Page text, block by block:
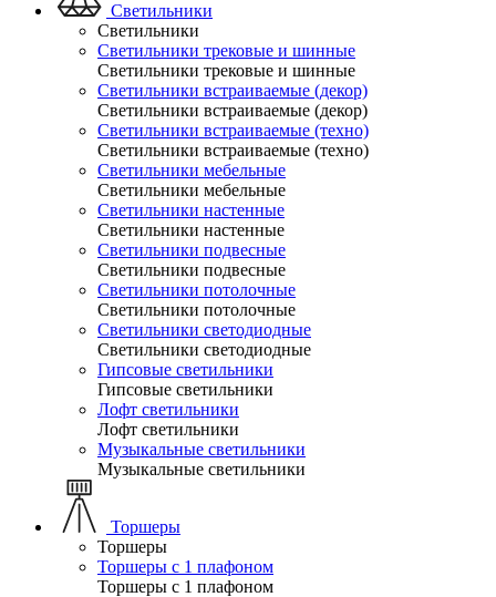
Светильники
Светильники
Светильники трековые и шинные
Светильники трековые и шинные
Светильники встраиваемые (декор)
Светильники встраиваемые (декор)
Светильники встраиваемые (техно)
Светильники встраиваемые (техно)
Светильники мебельные
Светильники мебельные
Светильники настенные
Светильники настенные
Светильники подвесные
Светильники подвесные
Светильники потолочные
Светильники потолочные
Светильники светодиодные
Светильники светодиодные
Гипсовые светильники
Гипсовые светильники
Лофт светильники
Лофт светильники
Музыкальные светильники
Музыкальные светильники
Торшеры
Торшеры
Торшеры с 1 плафоном
Торшеры с 1 плафоном